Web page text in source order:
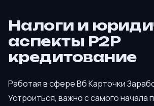
Налоги и
аспекты P2P
кредитование
Работая в сфере Вб Карточки
Устроиться, важно с самого начала